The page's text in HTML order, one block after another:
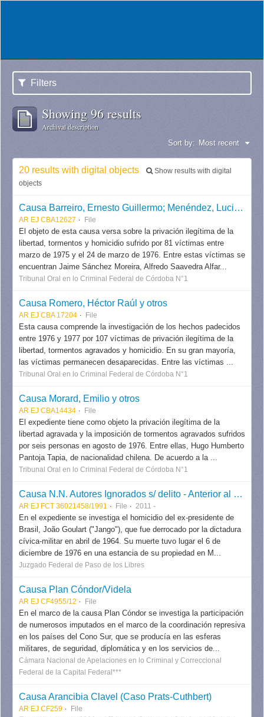
Filters
Showing 96 results
Archival description
Sort by: Most recent
20 results with digital objects
Show results with digital
objects
Causa Barreiro, Ernesto Guillermo; Menéndez, Luciano Benjamín y otros (Megacausa "La Perla")
AR EJ CBA12627 File
El objeto de esta causa versa sobre la privación ilegítima de la
libertad, tormentos y homicidio sufrido por 81 víctimas entre
marzo de 1975 y el 24 de marzo de 1976. Entre estas víctimas se
encuentran Jaime Sánchez Moreira, Alfredo Saavedra Alfar...
Tribunal Oral en lo Criminal Federal de Córdoba N°1
Causa Romero, Héctor Raúl y otros
AR EJ CBA 17204 File
Esta causa comprende la investigación de los hechos padecidos
entre 1976 y 1977 por 107 víctimas de privación ilegítima de la
libertad, tormentos agravados y homicidio. En su gran mayoría,
las víctimas permanecen desaparecidas. Entre las víctimas ...
Tribunal Oral en lo Criminal Federal de Córdoba N°1
Causa Morard, Emilio y otros
AR EJ CBA14434 File
El expediente tiene como objeto la privación ilegítima de la
libertad agravada y la imposición de tormentos agravados sufridos
por seis personas en agosto de 1976. Entre ellas, Hugo Humberto
Pantoja Tapia, de nacionalidad chilena. De acuerdo a la ...
Tribunal Oral en lo Criminal Federal de Córdoba N°1
Causa N.N. Autores Ignorados s/ delito - Anterior al Sistema (causa João Goulart)
AR EJ FCT 36021458/1991 File 2011 -
En el expediente se investiga el homicidio del ex-presidente de
Brasil, João Goulart ("Jango"), que fue derrocado por la dictadura
cívica-militar en abril de 1964. Su muerte tuvo lugar el 6 de
diciembre de 1976 en una estancia de su propiedad en M...
Juzgado Federal de Paso de los Libres
Causa Plan Cóndor/Videla
AR EJ CF4955/12 File
En el marco de la causa Plan Cóndor se investiga la participación
de numerosos imputados en el marco de la coordinación represiva
en los países del Cono Sur, que se producía en las esferas
militares, de seguridad, diplomática y en los servicios de...
Cámara Nacional de Apelaciones en lo Criminal y Correccional
Federal de la Capital Federal***
Causa Arancibia Clavel (Caso Prats-Cuthbert)
AR EJ CF259 File